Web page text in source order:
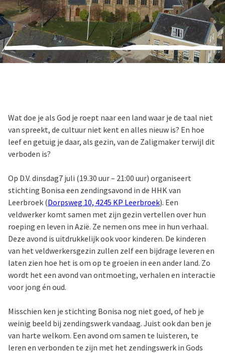
Wat doe je als God je roept naar een land waar je de taal niet
van spreekt, de cultuur niet kent en alles nieuw is? En hoe
leef en getuig je daar, als gezin, van de Zaligmaker terwijl dit
verboden is?
Op D.V. dinsdag7 juli (19.30 uur – 21:00 uur) organiseert
stichting Bonisa een zendingsavond in de HHK van
Leerbroek (Dorpsweg 10, 4245 KP Leerbroek). Een
veldwerker komt samen met zijn gezin vertellen over hun
roeping en leven in Azië. Ze nemen ons mee in hun verhaal.
Deze avond is uitdrukkelijk ook voor kinderen. De kinderen
van het veldwerkersgezin zullen zelf een bijdrage leveren en
laten zien hoe het is om op te groeien in een ander land. Zo
wordt het een avond van ontmoeting, verhalen en interactie
voor jong én oud.
Misschien ken je stichting Bonisa nog niet goed, of heb je
weinig beeld bij zendingswerk vandaag. Juist ook dan ben je
van harte welkom. Een avond om samen te luisteren, te
leren en verbonden te zijn met het zendingswerk in Gods